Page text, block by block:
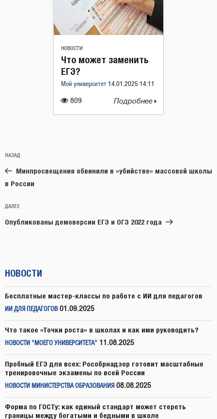
НОВОСТИ
809
Что может заменить
ЕГЭ?
Мой университет 14.01.2025 14:11
Подробнее
по
записям
Предыдущая
запись:
НАЗАД
Минпросвещения обвинили в «убийстве» массовой школы
в России
Следующая
запись
ДАЛЕЕ
Опубликованы демоверсии ЕГЭ и ОГЭ 2022 года
НОВОСТИ
Бесплатные мастер-классы по работе с ИИ для педагогов
ИИ ДЛЯ ПЕДАГОГОВ 01.09.2025
Что такое «Точки роста» в школах и как ими руководить?
НОВОСТИ "МОЕГО УНИВЕРСИТЕТА" 11.08.2025
Пробный ЕГЭ для всех: Рособрнадзор готовит масштабные
тренировочные экзамены по всей России
НОВОСТИ МИНИСТЕРСТВА ОБРАЗОВАНИЯ 08.08.2025
Форма по ГОСТу: как единый стандарт может стереть
границы между богатыми и бедными в школе